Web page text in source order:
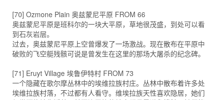
[70] Ozmone Plain 奥兹蒙尼平原 FROM 66
奥兹蒙尼平原是班科尔的一块大平原，草地很茂盛，到处可以看
到石灰岩层。
过去，奥兹蒙尼平原上空曾爆发了一场激战。现在散布在平原中
破败的飞空艇残骸可说是曾发生在这里的那场大屠杀的纪念碑。
[71] Eruyt Village 埃鲁伊特村 FROM 73
一个隐藏在歌尔摩丛林中的埃维拉族村庄。丛林中散布着许多处
埃维拉族村落，不过都有人看守。维埃拉族天性喜欢隐居，她们